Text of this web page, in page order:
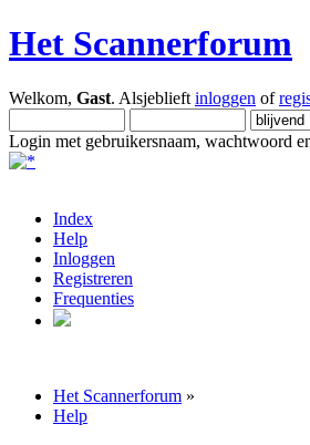
Het Scannerforum
Welkom, Gast. Alsjeblieft inloggen of
Login met gebruikersnaam, wachtwoord
Index
Help
Inloggen
Registreren
Frequenties
Het Scannerforum »
Help